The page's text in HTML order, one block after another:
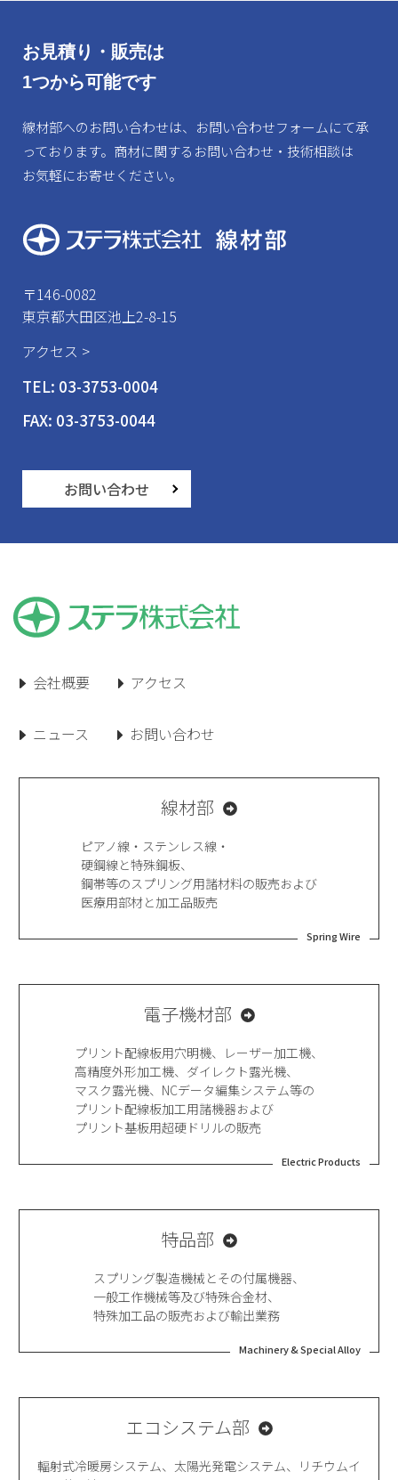
お見積り・販売は
1つから可能です
線材部へのお問い合わせは、 お問い合わせフォームにて承
っております。 商材に関するお問い合わせ・技術相談は
お気軽にお寄せください。
〒146-0082
東京都大田区池上2-8-15
アクセス >
TEL: 03-3753-0004
FAX: 03-3753-0044
お問い合わせ
会社概要 アクセス
ニュース お問い合わせ
線材部
ピアノ線・ステンレス線・
硬鋼線と特殊鋼板、
鋼帯等のスプリング用諸材料の販売および
医療用部材と加工品販売
Spring Wire
電子機材部
プリント配線板用穴明機、レーザー加工機、
高精度外形加工機、ダイレクト露光機、
マスク露光機、NCデータ編集システム等の
プリント配線板加工用諸機器および
プリント基板用超硬ドリルの販売
Electric Products
特品部
スプリング製造機械とその付属機器、
一般工作機械等及び特殊合金材、
特殊加工品の販売および輸出業務
Machinery & Special Alloy
エコシステム部
輻射式冷暖房システム、太陽光発電システム、
リチウムイ